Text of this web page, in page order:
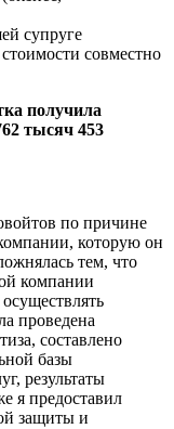
супруге
совместно
получила
тысяч 453
по причине
которую он
тем, что
компании
проведена
составлено
базы
результаты
я предоставил
защиты и